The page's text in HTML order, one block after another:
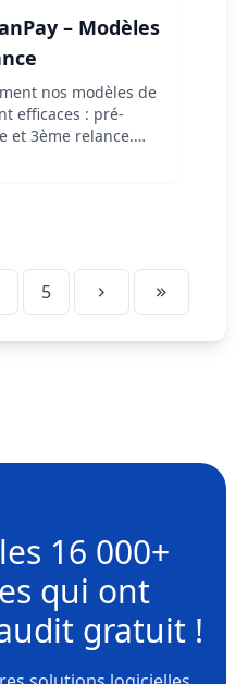
– Modèles
nos modèles de
efficaces : pré-
et 3ème relance.
5
16 000+
qui ont
gratuit !